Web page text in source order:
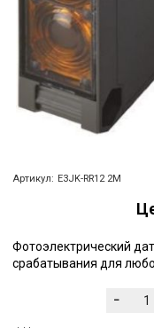
Артикул: E3JK-RR12 2M
Фотоэлектрический
срабатывания для